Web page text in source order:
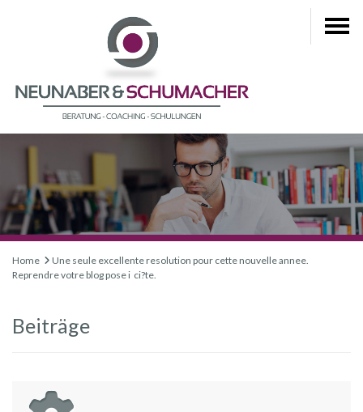
Home
Une seule excellente resolution pour cette nouvelle annee.
Reprendre votre blog pose i ci?te.
Beiträge